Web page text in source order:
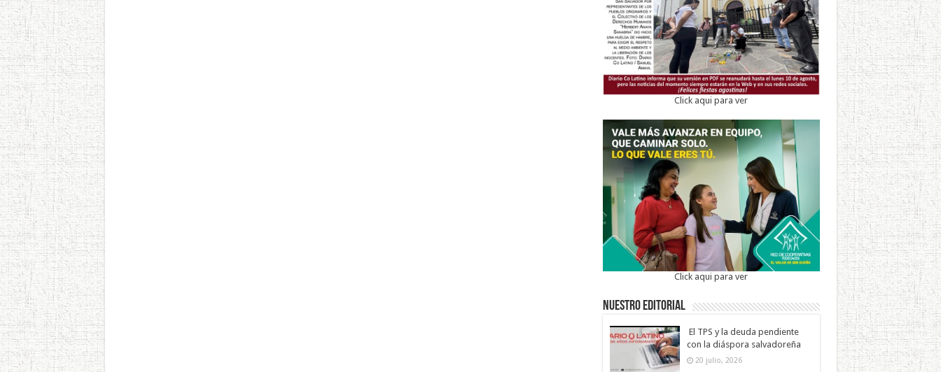
Click aqui para ver
Click aqui para ver
Nuestro Editorial
El TPS y la deuda pendiente
con la diáspora salvadoreña
20 julio, 2026